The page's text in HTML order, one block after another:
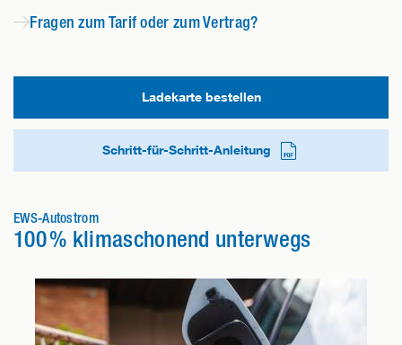
Fragen zum Tarif oder zum Vertrag?
Ladekarte bestellen
Schritt-für-Schritt-Anleitung
EWS-Autostrom
100 % klimaschonend unterwegs